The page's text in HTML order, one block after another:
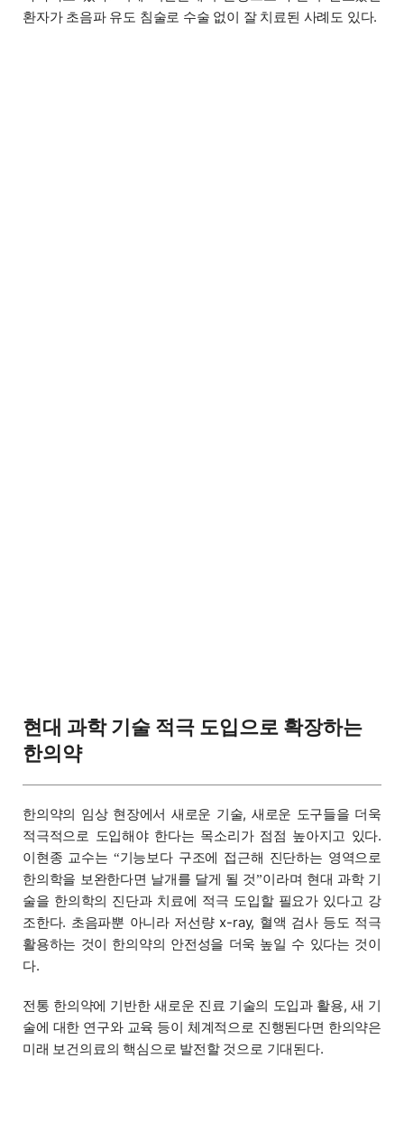
환자가 초음파 유도 침술로 수술 없이 잘 치료된 사례도 있다.
현대 과학 기술 적극 도입으로 확장하는
한의약
한의약의 임상 현장에서 새로운 기술, 새로운 도구들을 더욱
적극적으로 도입해야 한다는 목소리가 점점 높아지고 있다.
이현종 교수는 “기능보다 구조에 접근해 진단하는 영역으로
한의학을 보완한다면 날개를 달게 될 것”이라며 현대 과학 기
술을 한의학의 진단과 치료에 적극 도입할 필요가 있다고 강
조한다. 초음파뿐 아니라 저선량 x-ray, 혈액 검사 등도 적극
활용하는 것이 한의약의 안전성을 더욱 높일 수 있다는 것이
다.
전통 한의약에 기반한 새로운 진료 기술의 도입과 활용, 새 기
술에 대한 연구와 교육 등이 체계적으로 진행된다면 한의약은
미래 보건의료의 핵심으로 발전할 것으로 기대된다.